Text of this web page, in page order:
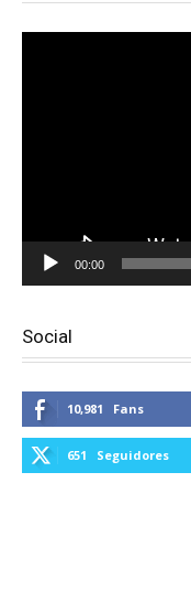
00:00
Social
10,981 Fans
651 Seguidores